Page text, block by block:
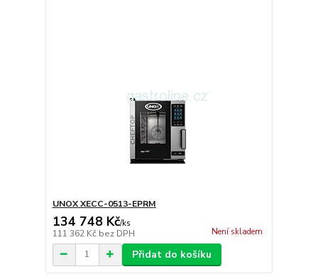
UNOX XECC-0513-EPRM
134 748 Kč/ks
111 362 Kč bez DPH Není skladem
Přidat do košíku